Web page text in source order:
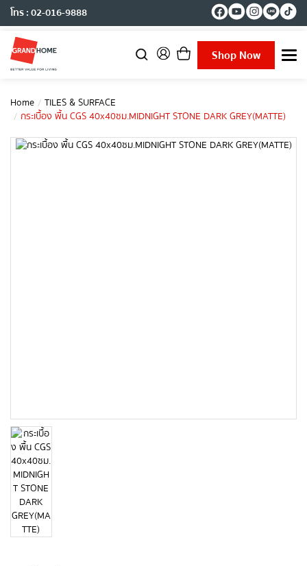
โทร : 02-016-9888
Shop Now
T
n
a
Home
TILES & SURFACE
กระเบื้อง พื้น CGS 40x40ซม.MIDNIGHT STONE DARK GREY(MATTE)